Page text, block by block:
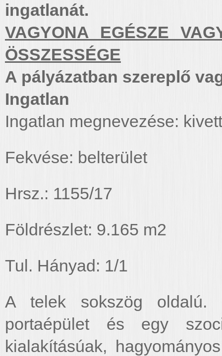
ingatlanát.
VAGYONA EGÉSZE
ÖSSZESSÉGE
A pályázatban szereplő
Ingatlan
Ingatlan megnevezése:
Fekvése: belterület
Hrsz.: 1155/17
Földrészlet: 9.165 m2
Tul. Hányad: 1/1
A telek sokszög oldalú.
portaépület és egy
kialakításúak,